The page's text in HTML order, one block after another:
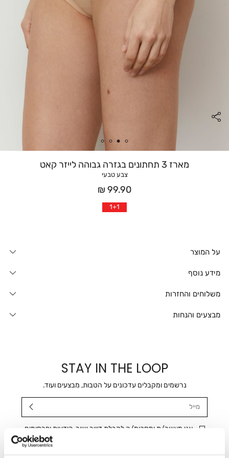
מארז 3 תחתונים בגזרה גבוהה לייזר קאט
צבע טבעי
מחיר
אחרי
הנחה
99.90 ₪
1+1
על המוצר
מידע נוסף
משלוחים והחזרות
מבצעים והנחות
STAY IN THE LOOP
נרשמים ומקבלים עדכונים על הטבות, מבצעים ועוד.
אני מאשר/ת ומסכימ/ה לקבלת דיוור ישיר, הודעות ופרסומים
שיווקיים בכלל פרטי הקשר המצויים בידי החברה ובכלל זה דוא"ל
SMS ועוד. המידע ייאסף בהתאם למדיניות הפרטיות של החברה.